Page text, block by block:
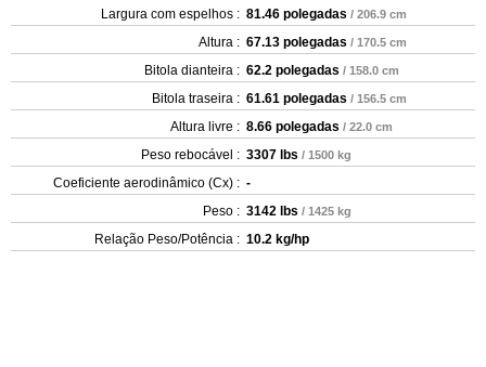
Largura com espelhos : 81.46 polegadas / 206.9 cm
Altura : 67.13 polegadas / 170.5 cm
Bitola dianteira : 62.2 polegadas / 158.0 cm
Bitola traseira : 61.61 polegadas / 156.5 cm
Altura livre : 8.66 polegadas / 22.0 cm
Peso rebocável : 3307 lbs / 1500 kg
Coeficiente aerodinâmico (Cx) : -
Peso : 3142 lbs / 1425 kg
Relação Peso/Potência : 10.2 kg/hp